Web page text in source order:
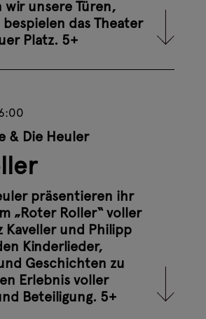
unsere Türen,
das Theater
Platz. 5+
& Die Heuler
präsentieren ihr
„Roter Roller“ voller
Kaveller und Philipp
Kinderlieder,
Geschichten zu
Erlebnis voller
Beteiligung. 5+
Strolchi , der dem
stibitzt („...und der
mit seinem
roten Roller
vom Abschied vor
Wiedersehen: „Auf
sehn uns nach den
gesungen und erzählt:
Strolchi, der dem
(„...und der
mit seinem